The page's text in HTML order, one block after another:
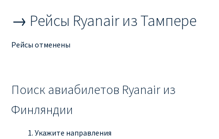
Райнэйр на русском
О сайте
→ Рейсы Ryanair из Тампере
Рейсы отменены
Поиск авиабилетов Ryanair из
Финляндии
Укажите направления